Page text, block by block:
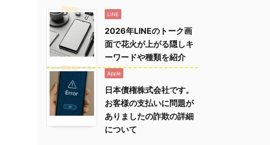
LINE
2026年LINEのトーク画
面で花火が上がる隠しキ
ーワードや種類を紹介
Apple
日本債権株式会社です。
お客様の支払いに問題が
ありましたの詐欺の詳細
について